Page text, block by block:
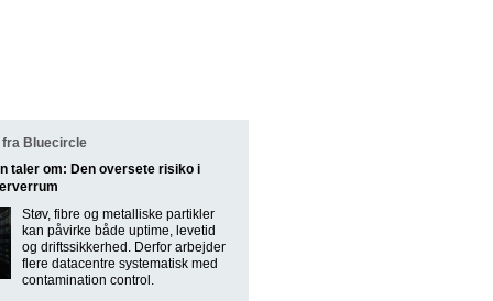
Bluecircle
taler om: Den oversete risiko i
Støv, fibre og metalliske partikler
kan påvirke både uptime, levetid
og driftssikkerhed. Derfor arbejder
flere datacentre systematisk med
contamination control.